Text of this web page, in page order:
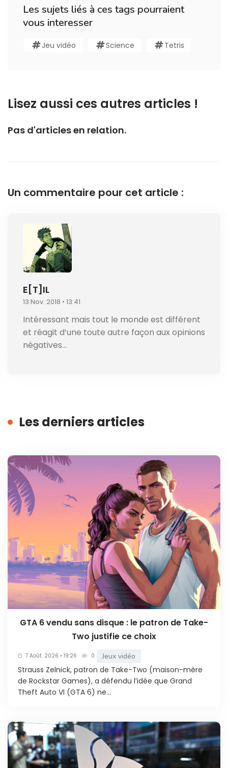
Les sujets liés à ces tags pourraient
vous interesser
Jeu vidéo Science Tetris
Lisez aussi ces autres articles !
Pas d'articles en relation.
Un commentaire pour cet article :
E[T]IL
13 Nov. 2018 • 13:41
Intéressant mais tout le monde est différent
et réagit d’une toute autre façon aux opinions
négatives…
Les derniers articles
GTA 6 vendu sans disque : le patron de Take-
Two justifie ce choix
7 Août. 2026 • 19:26 0 Jeux vidéo
Strauss Zelnick, patron de Take-Two (maison-mère
de Rockstar Games), a défendu l’idée que Grand
Theft Auto VI (GTA 6) ne...